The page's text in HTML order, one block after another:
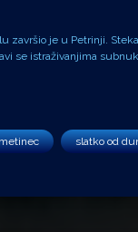
završio je u Petrinji.
se istraživanjima
slatko od